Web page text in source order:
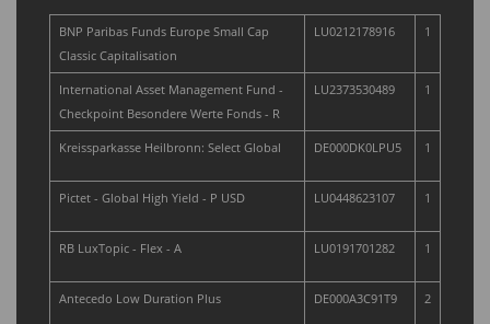
BNP Paribas Funds Europe Small Cap
Classic Capitalisation
LU0212178916 1
International Asset Management Fund -
Checkpoint Besondere Werte Fonds - R
LU2373530489 1
Kreissparkasse Heilbronn: Select Global DE000DK0LPU5 1
Pictet - Global High Yield - P USD LU0448623107 1
RB LuxTopic - Flex - A LU0191701282 1
Antecedo Low Duration Plus DE000A3C91T9 2